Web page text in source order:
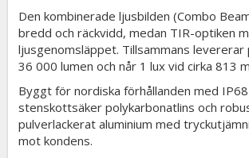
Den kombinerade ljusbilden (Combo
bredd och räckvidd, medan TIR-optiken
ljusgenomsläppet. Tillsammans
36 000 lumen och når 1 lux vid cirka 813
Byggt för nordiska förhållanden med
stenskottsäker polykarbonatlins och
pulverlackerat aluminium med
mot kondens.